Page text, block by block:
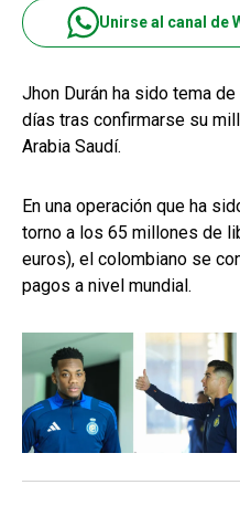
Unirse al canal de
Jhon Durán ha sido tema
días tras confirmarse su
Arabia Saudí.
En una operación que ha
torno a los 65 millones de
euros), el colombiano se
pagos a nivel mundial.